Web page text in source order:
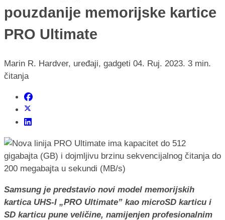
pouzdanije memorijske kartice
PRO Ultimate
Marin R. Hardver, uređaji, gadgeti 04. Ruj. 2023. 3 min.
čitanja
Samsung je predstavio novi model memorijskih
kartica UHS-I „PRO Ultimate” kao microSD karticu i
SD karticu pune veličine, namijenjen profesionalnim